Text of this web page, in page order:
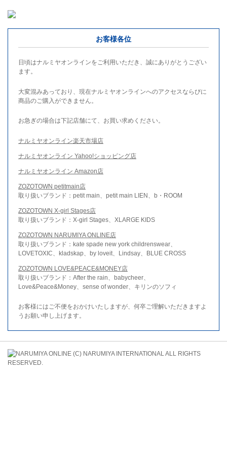
お客様各位
日頃はナルミヤオンラインをご利用いただき、誠にありがとうござい
ます。
大変混みあっており、現在ナルミヤオンラインへのアクセスならびに
商品のご購入ができません。
お急ぎの場合は下記店舗にて、お買い求めください。
ナルミヤオンライン楽天市場店
ナルミヤオンライン Yahoo!ショッピング店
ナルミヤオンライン Amazon店
ZOZOTOWN petitmain店
取り扱いブランド：petit main、petit main LIEN、b・ROOM
ZOZOTOWN X-girl Stages店
取り扱いブランド：X-girl Stages、XLARGE KIDS
ZOZOTOWN NARUMIYA ONLINE店
取り扱いブランド：kate spade new york childrenswear、
LOVETOXIC、kladskap、by loveit、Lindsay、BLUE CROSS
ZOZOTOWN LOVE&PEACE&MONEY店
取り扱いブランド：After the rain、babycheer、
Love&Peace&Money、sense of wonder、キリンのソフィ
お客様にはご不便をおかけいたしますが、何卒ご理解いただきますよ
うお願い申し上げます。